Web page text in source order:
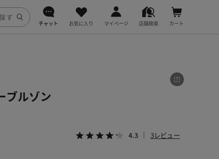
チャット お気に入り マイページ 店舗検索 カート
ブルゾン
4.3 3レビュー